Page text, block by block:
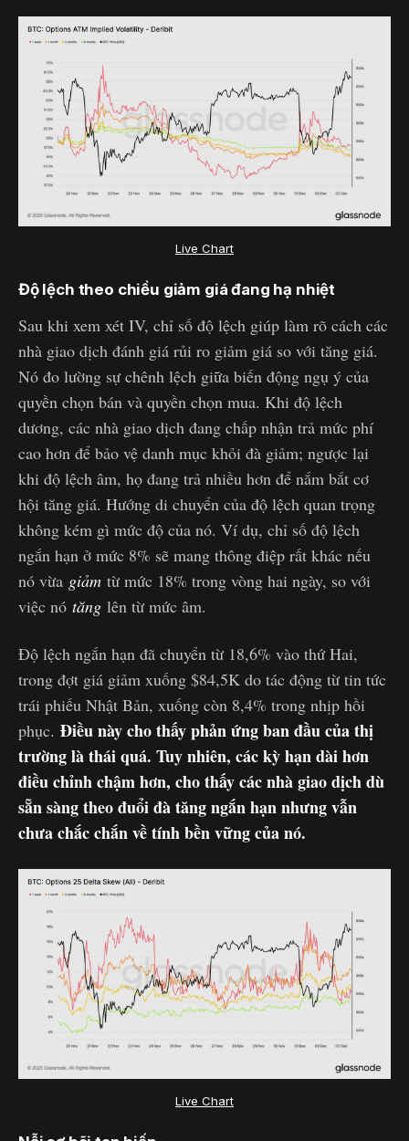
Live Chart
Độ lệch theo chiều giảm giá đang hạ nhiệt
Sau khi xem xét IV, chỉ số độ lệch giúp làm rõ cách các
nhà giao dịch đánh giá rủi ro giảm giá so với tăng giá.
Nó đo lường sự chênh lệch giữa biến động ngụ ý của
quyền chọn bán và quyền chọn mua. Khi độ lệch
dương, các nhà giao dịch đang chấp nhận trả mức phí
cao hơn để bảo vệ danh mục khỏi đà giảm; ngược lại
khi độ lệch âm, họ đang trả nhiều hơn để nắm bắt cơ
hội tăng giá. Hướng di chuyển của độ lệch quan trọng
không kém gì mức độ của nó. Ví dụ, chỉ số độ lệch
ngắn hạn ở mức 8% sẽ mang thông điệp rất khác nếu
nó vừa giảm từ mức 18% trong vòng hai ngày, so với
việc nó tăng lên từ mức âm.
Độ lệch ngắn hạn đã chuyển từ 18,6% vào thứ Hai,
trong đợt giá giảm xuống $84,5K do tác động từ tin tức
trái phiếu Nhật Bản, xuống còn 8,4% trong nhịp hồi
phục. Điều này cho thấy phản ứng ban đầu của thị
trường là thái quá. Tuy nhiên, các kỳ hạn dài hơn
điều chỉnh chậm hơn, cho thấy các nhà giao dịch dù
sẵn sàng theo đuổi đà tăng ngắn hạn nhưng vẫn
chưa chắc chắn về tính bền vững của nó.
Live Chart